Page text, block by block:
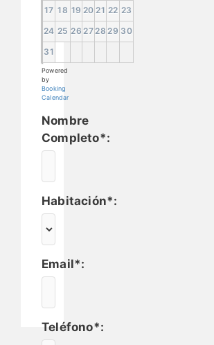
17 18 19 20 21 22 23
24 25 26 2728 29 30
31
Powered
by
Booking
Calendar
Nombre
Completo*:
Habitación*:
Email*:
Teléfono*: